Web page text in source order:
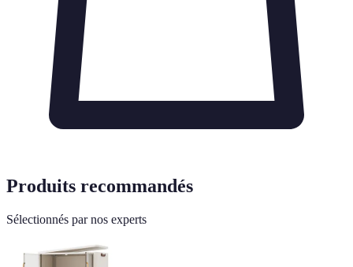
Produits recommandés
Sélectionnés par nos experts